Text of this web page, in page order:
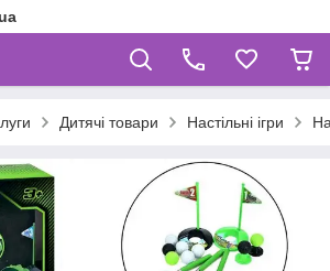
Дитячі товари Настільні ігри